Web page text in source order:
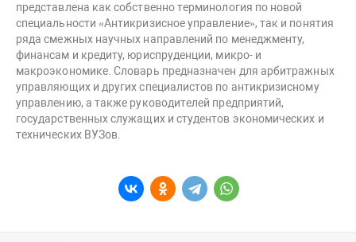
представлена как собственно терминология по новой
специальности «Антикризисное управление», так и понятия
ряда смежных научных направлений по менеджменту,
финансам и кредиту, юриспруденции, микро- и
макроэкономике. Словарь предназначен для арбитражных
управляющих и других специалистов по антикризисному
управлению, а также руководителей предприятий,
государственных служащих и студентов экономических и
технических ВУЗов.